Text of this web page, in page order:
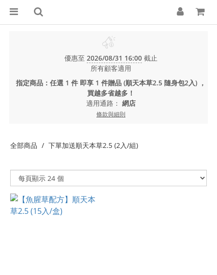
優惠至 2026/08/31 16:00 截止
所有顧客適用
指定商品：任選 1 件 即享 1 件贈品 (順天本草2.5 隨身包2入) ，
買越多省越多！
適用通路： 網店
條款與細則
全部商品 下單加送順天本草2.5 (2入/組)